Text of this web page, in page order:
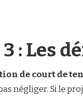
3 : Les
de court de
négliger. Si le